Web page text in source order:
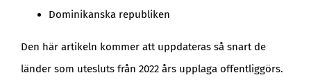
Dominikanska republiken
Den här artikeln kommer att uppdateras så snart de
länder som utesluts från 2022 års upplaga offentliggörs.